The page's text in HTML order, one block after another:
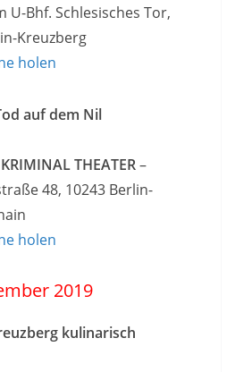
U-Bhf. Schlesisches Tor,
Kreuzberg
holen
auf dem Nil
THEATER–
48, 10243 Berlin-
holen
2019
kulinarisch